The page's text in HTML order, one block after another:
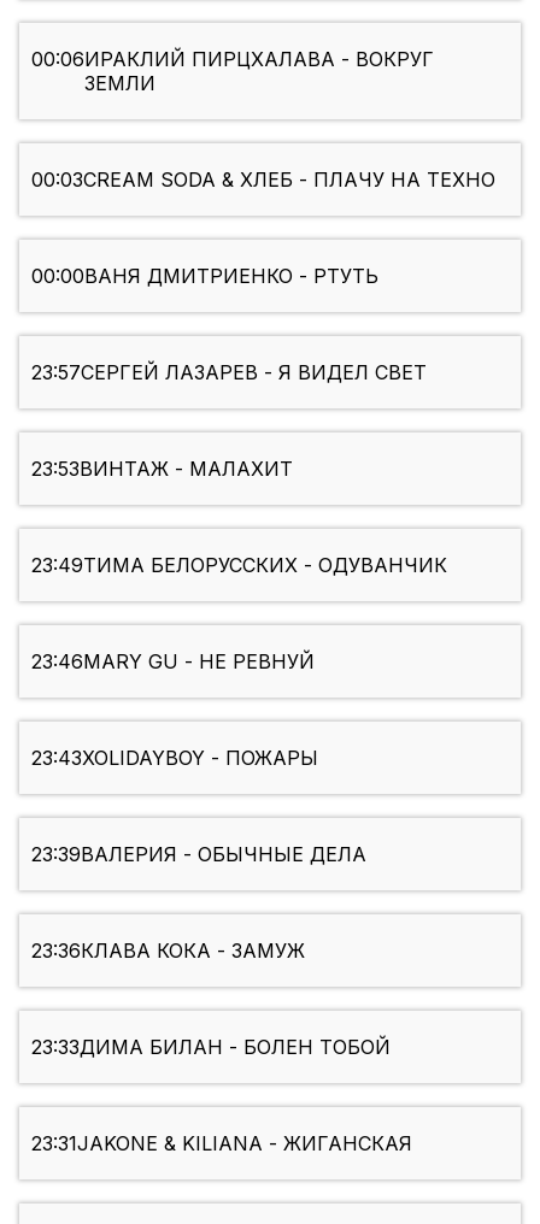
00:06ИРАКЛИЙ ПИРЦХАЛАВА - ВОКРУГ
ЗЕМЛИ
00:03CREAM SODA & ХЛЕБ - ПЛАЧУ НА ТЕХНО
00:00ВАНЯ ДМИТРИЕНКО - РТУТЬ
23:57СЕРГЕЙ ЛАЗАРЕВ - Я ВИДЕЛ СВЕТ
23:53ВИНТАЖ - МАЛАХИТ
23:49ТИМА БЕЛОРУССКИХ - ОДУВАНЧИК
23:46MARY GU - НЕ РЕВНУЙ
23:43XOLIDAYBOY - ПОЖАРЫ
23:39ВАЛЕРИЯ - ОБЫЧНЫЕ ДЕЛА
23:36КЛАВА КОКА - ЗАМУЖ
23:33ДИМА БИЛАН - БОЛЕН ТОБОЙ
23:31JAKONE & KILIANA - ЖИГАНСКАЯ